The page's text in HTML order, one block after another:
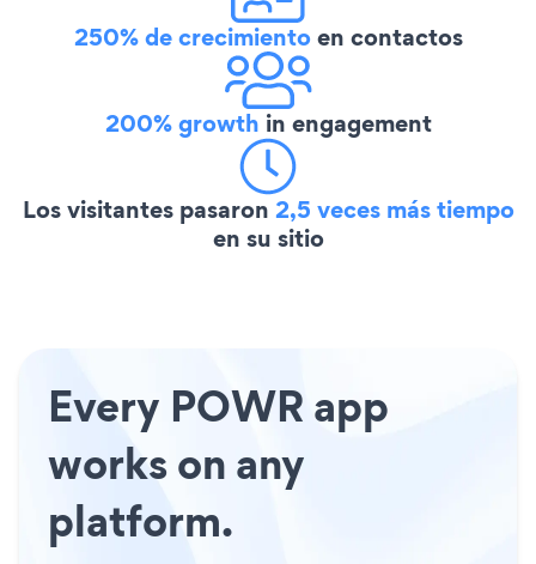
250% de crecimientoen contactos
200% growth in engagement
Los visitantes pasaron 2,5 veces más tiempo
en su sitio
Every POWR app
works on any
platform.